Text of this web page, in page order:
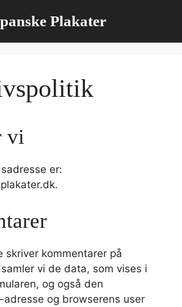
Plakater
vi
er:
skriver kommentarer på
vi de data, som vises i
og også den
adresse og browserens user